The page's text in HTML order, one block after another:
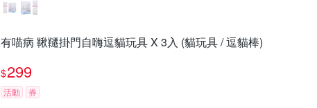
有喵病 鞦韆掛門自嗨逗貓玩具 X 3入 (貓玩具 / 逗貓棒)
$299
活動 券